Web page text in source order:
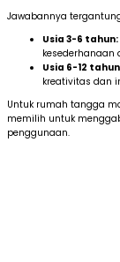
Jawabannya
Usia 3-6 tahun:
kesederhanaan
Usia 6-12
kreativitas dan
Untuk rumah tangga
memilih untuk
penggunaan.